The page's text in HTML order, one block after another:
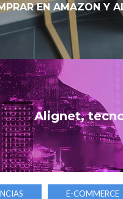
EN AMAZON Y
Alignet,
E-COMMERCE